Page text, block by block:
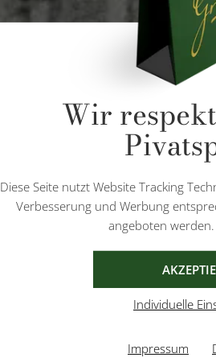
Wir
Diese Seite nutzt Website Tracking
Verbesserung und Werbung
angeboten werden.
Individuelle
Impressum